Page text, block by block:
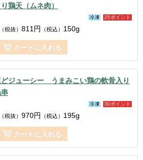
鶏天（ムネ肉）
25ポイント
冷凍
（税抜） 811 円 （税込） 150g
カートに入れる
どジューシー うまみこい鶏の軟骨入り
30ポイント
冷凍
（税抜） 970円 （税込） 195g
カートに入れる